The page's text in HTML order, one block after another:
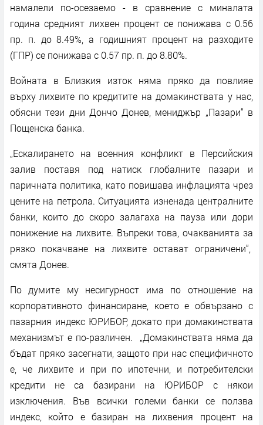
намалели по-осезаемо - в сравнение с миналата
година средният лихвен процент се понижава с 0.56
пр. п. до 8.49%, а годишният процент на разходите
(ГПР) се понижава с 0.57 пр. п. до 8.80%.
Войната в Близкия изток няма пряко да повлияе
върху лихвите по кредитите на домакинствата у нас,
обясни тези дни Дончо Донев, мениджър „Пазари“ в
Пощенска банка.
„Ескалирането на военния конфликт в Персийския
залив поставя под натиск глобалните пазари и
паричната политика, като повишава инфлацията чрез
цените на петрола. Ситуацията изненада централните
банки, които до скоро залагаха на пауза или дори
понижение на лихвите. Въпреки това, очакванията за
рязко покачване на лихвите остават ограничени“,
смята Донев.
По думите му несигурност има по отношение на
корпоративното финансиране, което е обвързано с
пазарния индекс ЮРИБОР, докато при домакинствата
механизмът е по-различен. „Домакинствата няма да
бъдат пряко засегнати, защото при нас специфичното
е, че лихвите и при по ипотечни, и потребителски
кредити не са базирани на ЮРИБОР с някои
изключения. Във всички големи банки се ползва
индекс, който е базиран на лихвения процент на